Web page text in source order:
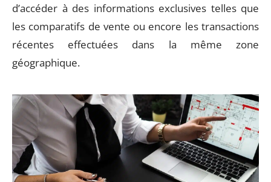
d’accéder à des informations exclusives telles que
les comparatifs de vente ou encore les transactions
récentes effectuées dans la même zone
géographique.